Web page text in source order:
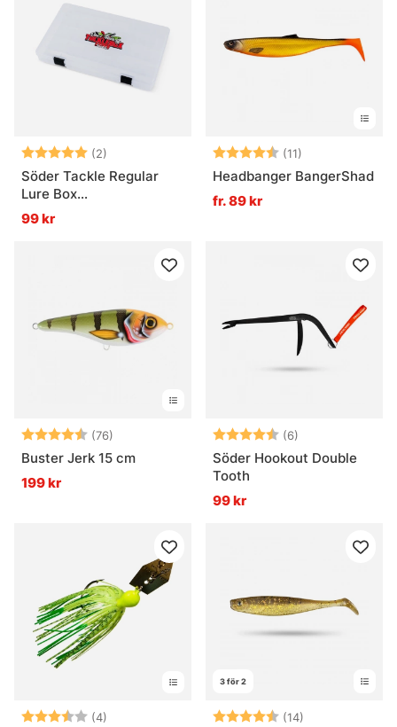
Betyg: (2)
5.0 utav 5 stjärnor
Söder Tackle Regular
Lure Box
(38,5x22,5x4,8cm)
99 kr
Betyg: (11)
Headbanger BangerShad
fr. 89 kr
Betyg: (76)
4.7 utav 5 stjärnor
Buster Jerk 15 cm
199 kr
Betyg: (6)
Söder Hookout Double
Tooth
99 kr
Betyg: (4)
3.3 utav 5 stjärnor
3 för 2
Betyg: (14)